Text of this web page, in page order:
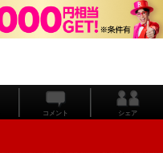
コメント シェア